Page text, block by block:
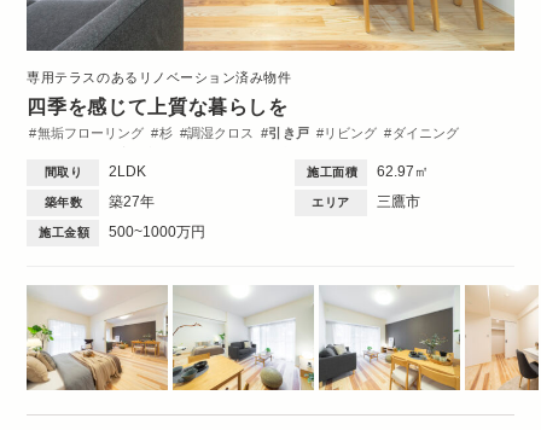
専用テラスのあるリノベーション済み物件
四季を感じて上質な暮らしを
無垢フローリング 杉 調湿クロス 引き戸 リビング
ダイニング
2DK・2LDK
間取り 2LDK 施工面積 62.97㎡
築年数 築27年 エリア 三鷹市
施工金額 500~1000万円